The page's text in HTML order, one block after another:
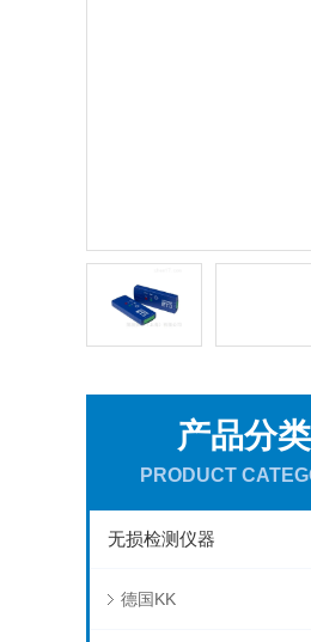
产品分类
PRODUCT
无损检测仪器
德国KK